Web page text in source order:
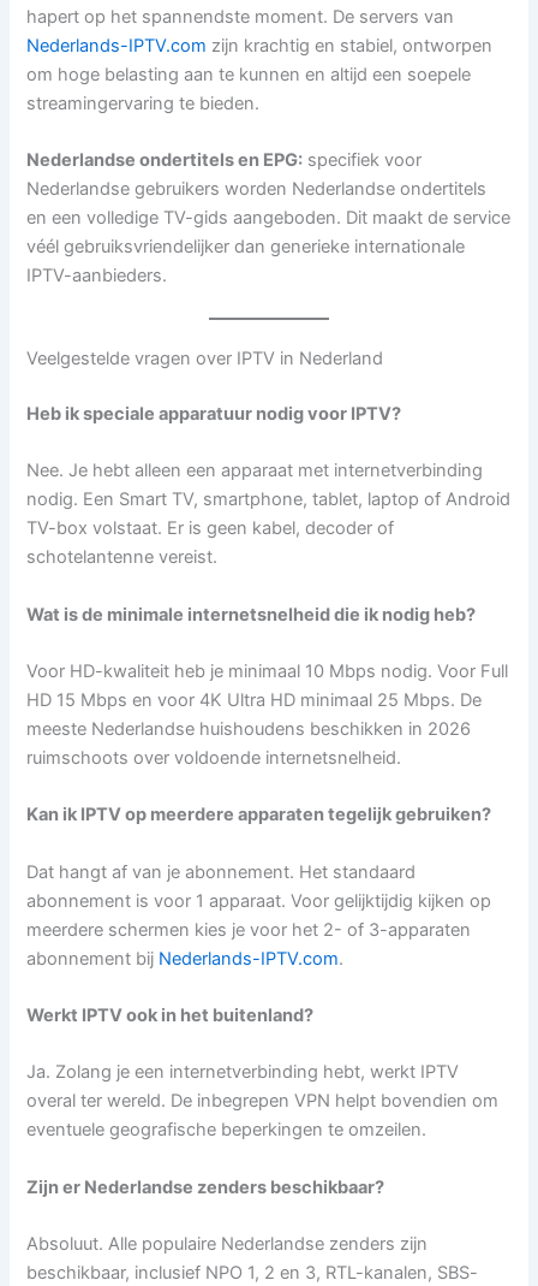
hapert op het spannendste moment. De servers van
Nederlands-IPTV.com zijn krachtig en stabiel, ontworpen
om hoge belasting aan te kunnen en altijd een soepele
streamingervaring te bieden.
Nederlandse ondertitels en EPG: specifiek voor
Nederlandse gebruikers worden Nederlandse ondertitels
en een volledige TV-gids aangeboden. Dit maakt de service
véél gebruiksvriendelijker dan generieke internationale
IPTV-aanbieders.
Veelgestelde vragen over IPTV in Nederland
Heb ik speciale apparatuur nodig voor IPTV?
Nee. Je hebt alleen een apparaat met internetverbinding
nodig. Een Smart TV, smartphone, tablet, laptop of Android
TV-box volstaat. Er is geen kabel, decoder of
schotelantenne vereist.
Wat is de minimale internetsnelheid die ik nodig heb?
Voor HD-kwaliteit heb je minimaal 10 Mbps nodig. Voor Full
HD 15 Mbps en voor 4K Ultra HD minimaal 25 Mbps. De
meeste Nederlandse huishoudens beschikken in 2026
ruimschoots over voldoende internetsnelheid.
Kan ik IPTV op meerdere apparaten tegelijk gebruiken?
Dat hangt af van je abonnement. Het standaard
abonnement is voor 1 apparaat. Voor gelijktijdig kijken op
meerdere schermen kies je voor het 2- of 3-apparaten
abonnement bij Nederlands-IPTV.com.
Werkt IPTV ook in het buitenland?
Ja. Zolang je een internetverbinding hebt, werkt IPTV
overal ter wereld. De inbegrepen VPN helpt bovendien om
eventuele geografische beperkingen te omzeilen.
Zijn er Nederlandse zenders beschikbaar?
Absoluut. Alle populaire Nederlandse zenders zijn
beschikbaar, inclusief NPO 1, 2 en 3, RTL-kanalen, SBS-